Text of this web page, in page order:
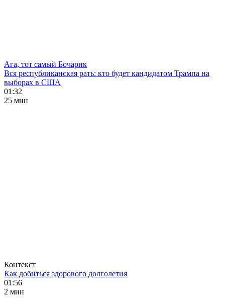
Ага, тот самый Бочарик
Вся республиканская рать: кто будет кандидатом Трампа на
выборах в США
01:32
25 мин
Контекст
Как добиться здорового долголетия
01:56
2 мин